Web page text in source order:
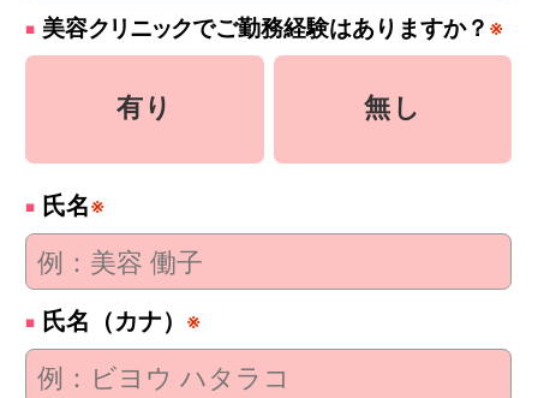
美容クリニックでご勤務経験はありますか？ ※
有り 無し
氏名※
氏名（カナ） ※